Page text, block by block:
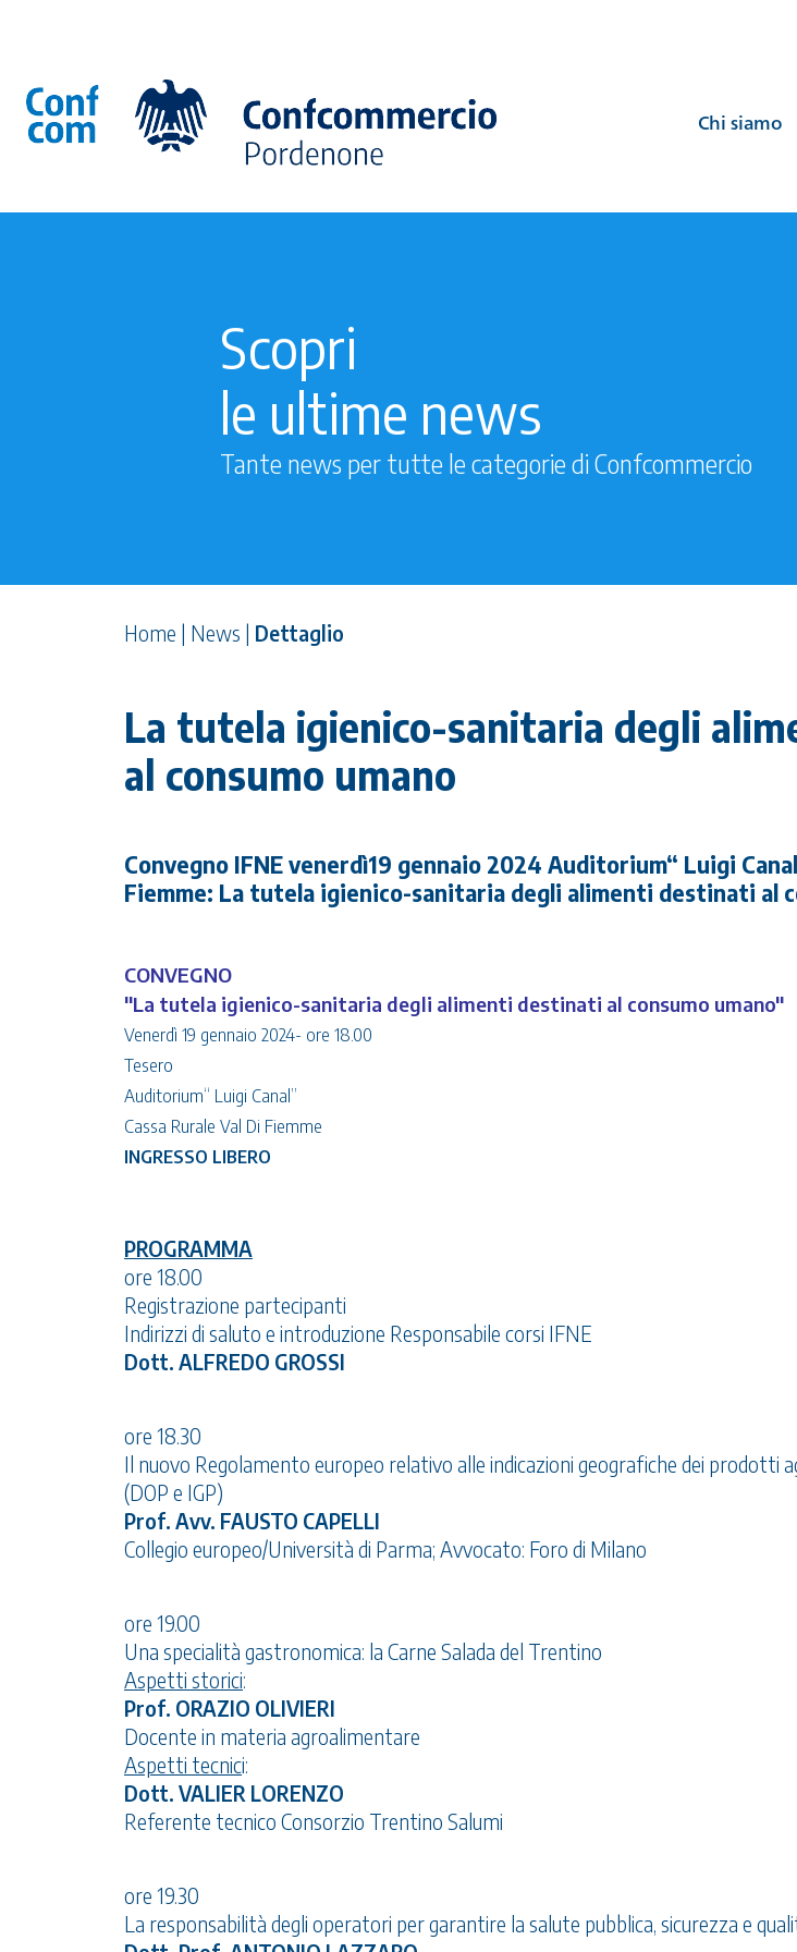
Chi siamo
Scopri
le ultime news
Tante news per tutte le categorie di Confcommercio
Home | News | Dettaglio
La tutela igienico-sanitaria degli
al consumo umano
Convegno IFNE venerdì19 gennaio 2024 Auditorium“ Luigi
Fiemme: La tutela igienico-sanitaria degli alimenti destinati al
CONVEGNO
"La tutela igienico-sanitaria degli alimenti destinati al consumo umano"
Venerdì 19 gennaio 2024- ore 18.00
Tesero
Auditorium“ Luigi Canal”
Cassa Rurale Val Di Fiemme
INGRESSO LIBERO
PROGRAMMA
ore 18.00
Registrazione partecipanti
Indirizzi di saluto e introduzione Responsabile corsi IFNE
Dott. ALFREDO GROSSI
ore 18.30
Il nuovo Regolamento europeo relativo alle indicazioni geografiche dei prodotti
(DOP e IGP)
Prof. Avv. FAUSTO CAPELLI
Collegio europeo/Università di Parma; Avvocato: Foro di Milano
ore 19.00
Una specialità gastronomica: la Carne Salada del Trentino
Aspetti storici:
Prof. ORAZIO OLIVIERI
Docente in materia agroalimentare
Aspetti tecnici:
Dott. VALIER LORENZO
Referente tecnico Consorzio Trentino Salumi
ore 19.30
La responsabilità degli operatori per garantire la salute pubblica, sicurezza e